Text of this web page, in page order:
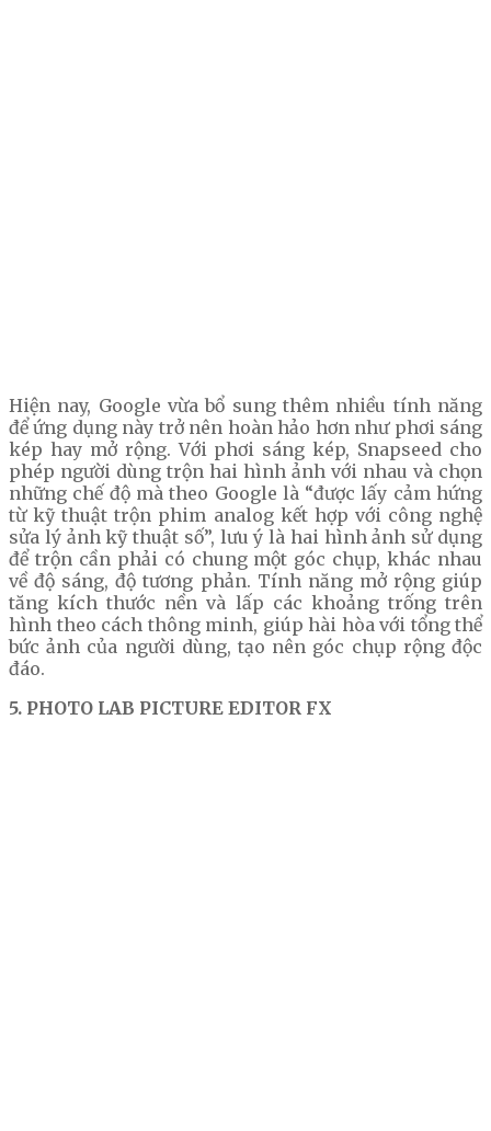
Hiện nay, Google vừa bổ sung thêm nhiều tính năng
để ứng dụng này trở nên hoàn hảo hơn như phơi sáng
kép hay mở rộng. Với phơi sáng kép, Snapseed cho
phép người dùng trộn hai hình ảnh với nhau và chọn
những chế độ mà theo Google là “được lấy cảm hứng
từ kỹ thuật trộn phim analog kết hợp với công nghệ
sửa lý ảnh kỹ thuật số”, lưu ý là hai hình ảnh sử dụng
để trộn cần phải có chung một góc chụp, khác nhau
về độ sáng, độ tương phản. Tính năng mở rộng giúp
tăng kích thước nền và lấp các khoảng trống trên
hình theo cách thông minh, giúp hài hòa với tổng thể
bức ảnh của người dùng, tạo nên góc chụp rộng độc
đáo.
5. PHOTO LAB PICTURE EDITOR FX